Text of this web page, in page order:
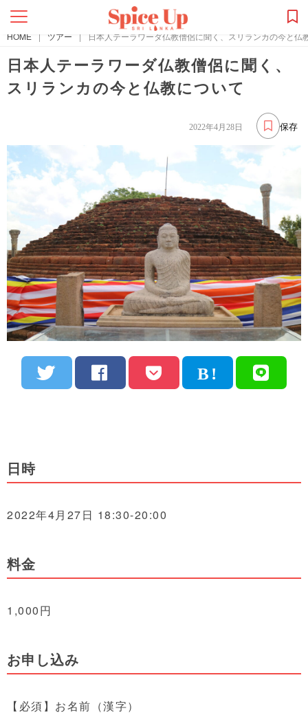
HOME | ツアー | 日本人テーラワーダ仏教僧侶に聞く、スリランカの今と仏
日本人テーラワーダ仏教僧侶に聞く、
スリランカの今と仏教について
保存
2022年4月28日
日時
2022年4月27日 18:30-20:00
料金
1,000円
お申し込み
【必須】 お名前（漢字）